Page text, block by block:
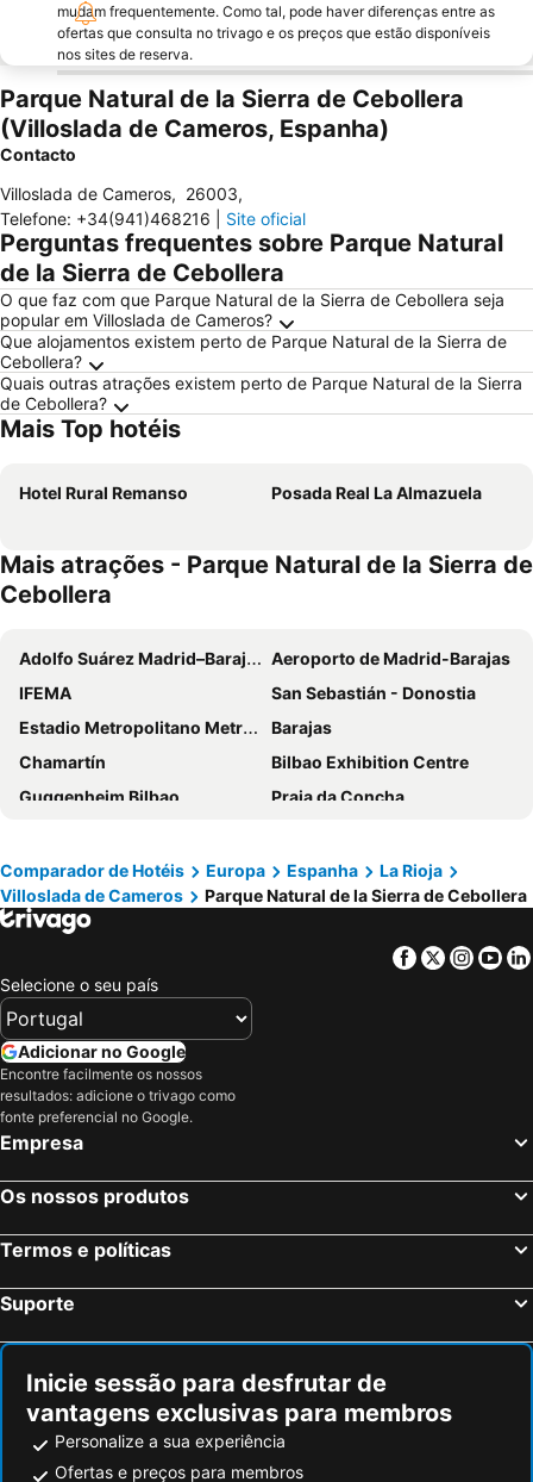
mudam frequentemente. Como tal, pode haver diferenças entre as
ofertas que consulta no trivago e os preços que estão disponíveis
nos sites de reserva.
Parque Natural de la Sierra de Cebollera
(Villoslada de Cameros, Espanha)
Contacto
Villoslada de Cameros, 26003,
Telefone: +34(941)468216 Site oficial
Perguntas frequentes sobre Parque Natural
de la Sierra de Cebollera
O que faz com que Parque Natural de la Sierra de Cebollera seja
popular em Villoslada de Cameros?
Que alojamentos existem perto de Parque Natural de la Sierra de
Cebollera?
Quais outras atrações existem perto de Parque Natural de la Sierra
de Cebollera?
Mais Top hotéis
Hotel Rural Remanso Posada Real La Almazuela
Mais atrações - Parque Natural de la Sierra de
Cebollera
Adolfo Suárez Madrid–Barajas Airport
Aeroporto de Madrid-Barajas
IFEMA
San Sebastián - Donostia
Estadio Metropolitano Metro Station
Barajas
Chamartín
Bilbao Exhibition Centre
Guggenheim Bilbao
Praia da Concha
Circuito del Jarama
Centro Comercial Gran Vía de Hortaleza
Estación de Chamartín
Centro
Plaza Mayor
Estación de esquí Alto Campoo
Hortaleza
Puerto de Navacerrada
Plaza Castilla
Segovia
Praia de Sardinero
Metro de Bilbao
Intxaurrondo
Parque da Natureza de Cabárceno
Ciudad Real Madrid
Barajas Metro Station
Zaragoza 1908
La Pinilla
Complejo kárstico de Orbaneja del Castillo
Casco Viejo
Bilbo Zaharra
Feria de Valladolid
Parroquia de San Sebastián de Garabandal
Aeropuerto T4 Metro Station
Comparador de Hotéis Europa Espanha
La Rioja
Villoslada de Cameros
Parque Natural de la Sierra de Cebollera
Facebook
Twitter
Selecione o seu país
Adicionar no Google
Encontre facilmente os nossos
resultados: adicione o trivago como
fonte preferencial no Google.
Empresa
Os nossos produtos
Termos e políticas
Suporte
Inicie sessão para desfrutar de
vantagens exclusivas para membros
Personalize a sua experiência
Ofertas e preços para membros